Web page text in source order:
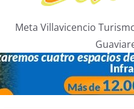
Meta Villavicencio